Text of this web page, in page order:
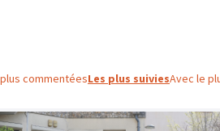
commentéesLes plus suiviesAvec le